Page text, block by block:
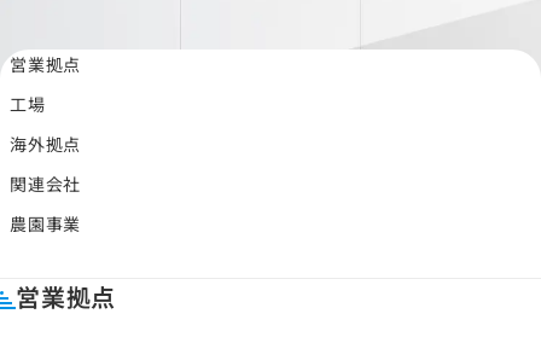
営業拠点
工場
海外拠点
関連会社
農園事業
営業拠点